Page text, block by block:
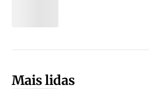
Mais lidas